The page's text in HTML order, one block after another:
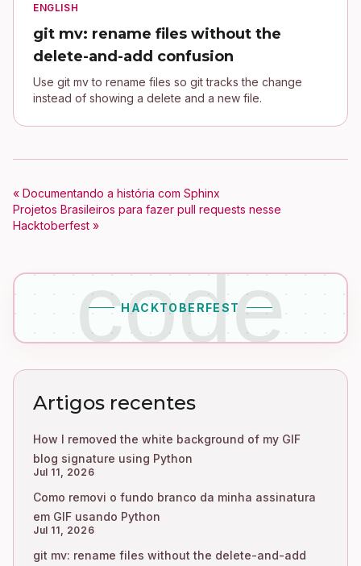
ENGLISH
git mv: rename files without the
delete-and-add confusion
Use git mv to rename files so git tracks the change
instead of showing a delete and a new file.
« Documentando a história com Sphinx
Projetos Brasileiros para fazer pull requests nesse
Hacktoberfest »
code
HACKTOBERFEST
Artigos recentes
How I removed the white background of my GIF
blog signature using Python
Jul 11, 2026
Como removi o fundo branco da minha assinatura
em GIF usando Python
Jul 11, 2026
git mv: rename files without the delete-and-add